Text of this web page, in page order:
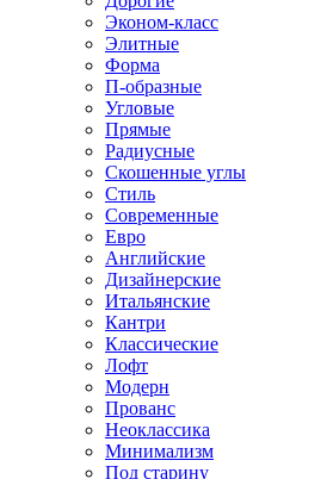
Эконом-класс
Элитные
Форма
П-образные
Угловые
Прямые
Радиусные
Скошенные углы
Стиль
Современные
Евро
Английские
Дизайнерские
Итальянские
Кантри
Классические
Лофт
Модерн
Прованс
Неоклассика
Минимализм
Под старину